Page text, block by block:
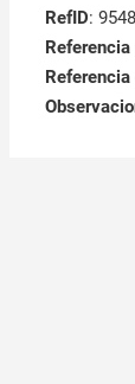
RefID:
Referencia
Referencia